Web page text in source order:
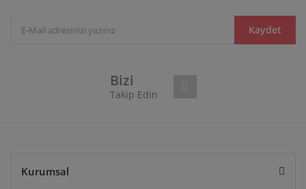
Ürün bilgilerinde hatalar bulunuyor.
Kaydet
Bizi
Takip Edin
Kurumsal